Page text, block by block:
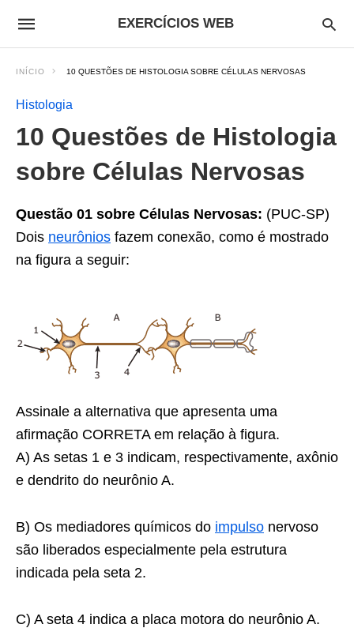
EXERCÍCIOS WEB
INÍCIO 10 QUESTÕES DE HISTOLOGIA SOBRE CÉLULAS NERVOSAS
Histologia
10 Questões de Histologia
sobre Células Nervosas
Questão 01 sobre Células Nervosas: (PUC-SP)
Dois neurônios fazem conexão, como é mostrado
na figura a seguir:
Assinale a alternativa que apresenta uma
afirmação CORRETA em relação à figura.
A) As setas 1 e 3 indicam, respectivamente, axônio
e dendrito do neurônio A.
B) Os mediadores químicos do impulso nervoso
são liberados especialmente pela estrutura
indicada pela seta 2.
C) A seta 4 indica a placa motora do neurônio A.